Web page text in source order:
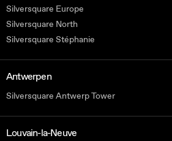
Silversquare Europe
Silversquare North
Silversquare Stéphanie
Antwerpen
Silversquare Antwerp Tower
Louvain-la-Neuve